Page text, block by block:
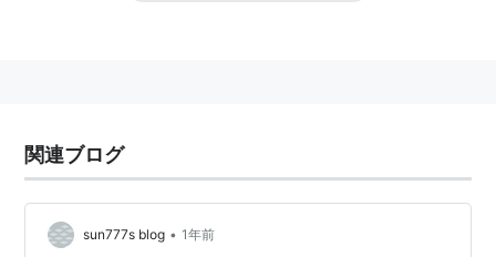
判になり、2010年度「ネット流行語大賞」金賞を受賞
するなど話題を集めた。
関連ブログ
sun777s blog • 1年前